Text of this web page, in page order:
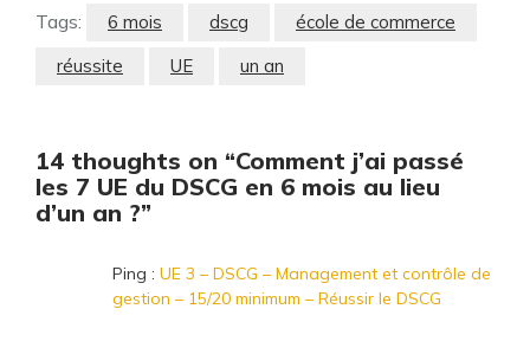
Tags: 6 mois dscg
école de commerce
réussite
UE un an
14 thoughts on “Comment j’ai passé
les 7 UE du DSCG en 6 mois au lieu
d’un an ?”
Ping : UE 3 – DSCG – Management et contrôle de
gestion – 15/20 minimum – Réussir le DSCG